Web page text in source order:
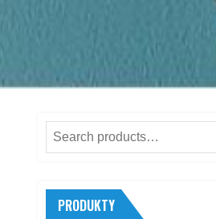
Search
for:
PRODUKTY